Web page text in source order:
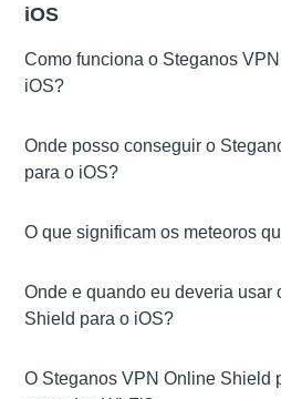
iOS
Como funciona o Steganos
iOS?
Onde posso conseguir o
para o iOS?
O que significam os meteoros
Onde e quando eu deveria usar
Shield para o iOS?
O Steganos VPN Online Shield